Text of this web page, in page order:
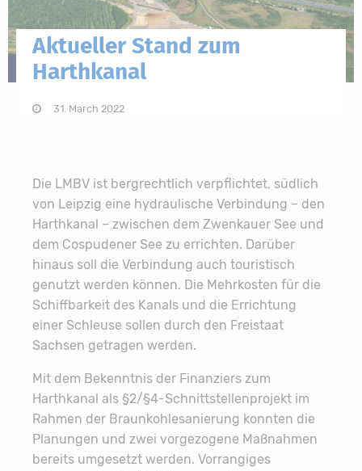
Aktueller Stand zum
Harthkanal
31. March 2022
Die LMBV ist bergrechtlich verpflichtet, südlich
von Leipzig eine hydraulische Verbindung – den
Harthkanal – zwischen dem Zwenkauer See und
dem Cospudener See zu errichten. Darüber
hinaus soll die Verbindung auch touristisch
genutzt werden können. Die Mehrkosten für die
Schiffbarkeit des Kanals und die Errichtung
einer Schleuse sollen durch den Freistaat
Sachsen getragen werden.
Mit dem Bekenntnis der Finanziers zum
Harthkanal als §2/§4-Schnittstellenprojekt im
Rahmen der Braunkohlesanierung konnten die
Planungen und zwei vorgezogene Maßnahmen
bereits umgesetzt werden. Vorrangiges